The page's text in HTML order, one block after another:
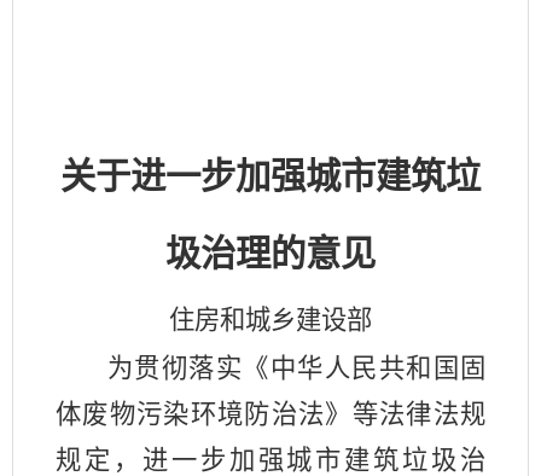
关于进一步加强城市建筑垃
圾治理的意见
住房和城乡建设部
为贯彻落实《中华人民共和国固
体废物污染环境防治法》等法律法规
规定，进一步加强城市建筑垃圾治